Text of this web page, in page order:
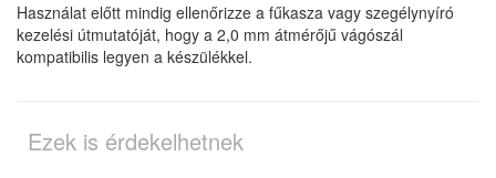
Használat előtt mindig ellenőrizze a fűkasza vagy szegélynyíró
kezelési útmutatóját, hogy a 2,0 mm átmérőjű vágószál
kompatibilis legyen a készülékkel.
Ezek is érdekelhetnek